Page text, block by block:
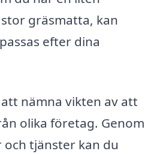
gräsmatta, kan
efter dina
nämna vikten av att
olika företag. Genom
tjänster kan du